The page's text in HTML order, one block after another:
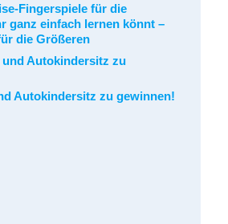
Fingerspiele für die
ganz einfach lernen könnt –
die Größeren
Autokindersitz zu gewinnen!